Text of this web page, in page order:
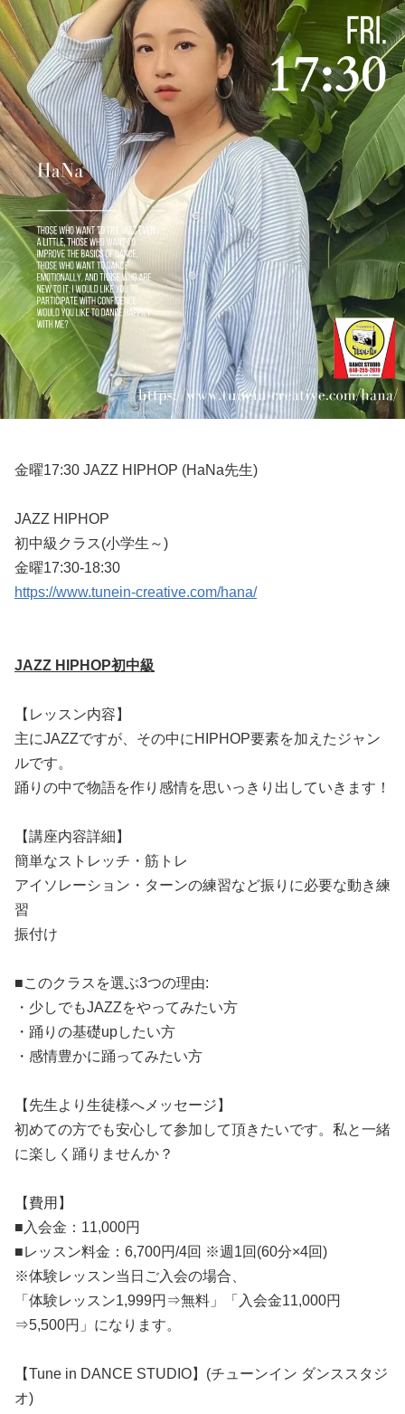
金曜17:30 JAZZ HIPHOP (HaNa先生)
JAZZ HIPHOP
初中級クラス(小学生～)
金曜17:30-18:30
https://www.tunein-creative.com/hana/
JAZZ HIPHOP初中級
【レッスン内容】
主にJAZZですが、その中にHIPHOP要素を加えたジャン
ルです。
踊りの中で物語を作り感情を思いっきり出していきます！
【講座内容詳細】
簡単なストレッチ・筋トレ
アイソレーション・ターンの練習など振りに必要な動き練
習
振付け
■このクラスを選ぶ3つの理由:
・少しでもJAZZをやってみたい方
・踊りの基礎upしたい方
・感情豊かに踊ってみたい方
【先生より生徒様へメッセージ】
初めての方でも安心して参加して頂きたいです。私と一緒
に楽しく踊りませんか？
【費用】
■入会金：11,000円
■レッスン料金：6,700円/4回 ※週1回(60分×4回)
※体験レッスン当日ご入会の場合、
「体験レッスン1,999円⇒無料」「入会金11,000円
⇒5,500円」になります。
【Tune in DANCE STUDIO】(チューンイン ダンススタジ
オ)